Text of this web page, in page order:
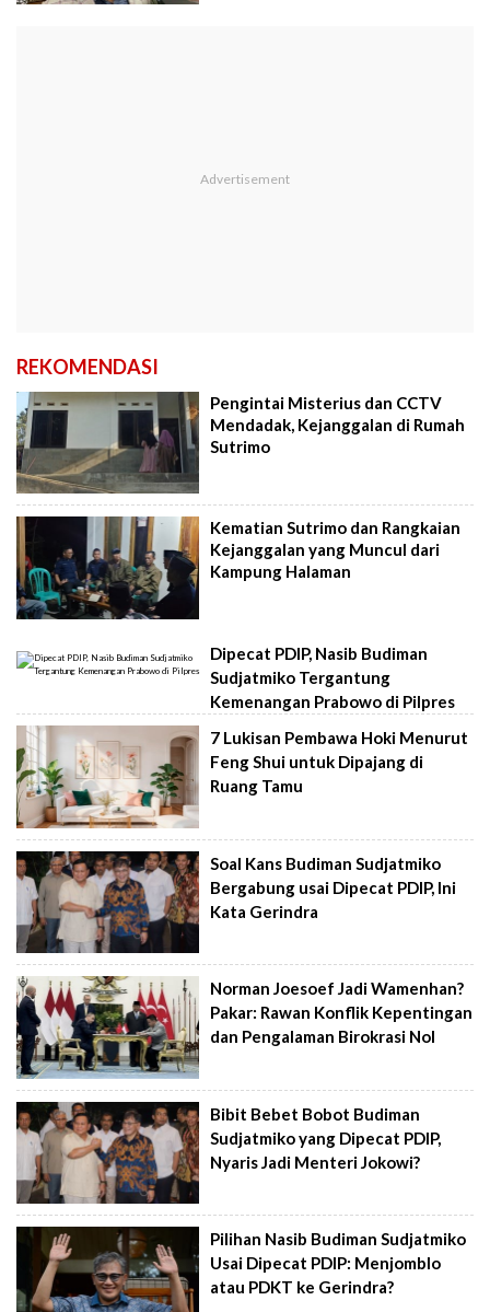
REKOMENDASI
Pengintai Misterius dan CCTV
Mendadak, Kejanggalan di Rumah
Sutrimo
Kematian Sutrimo dan Rangkaian
Kejanggalan yang Muncul dari
Kampung Halaman
Dipecat PDIP, Nasib Budiman
Sudjatmiko Tergantung
Kemenangan Prabowo di Pilpres
7 Lukisan Pembawa Hoki Menurut
Feng Shui untuk Dipajang di
Ruang Tamu
Soal Kans Budiman Sudjatmiko
Bergabung usai Dipecat PDIP, Ini
Kata Gerindra
Norman Joesoef Jadi Wamenhan?
Pakar: Rawan Konflik Kepentingan
dan Pengalaman Birokrasi Nol
Bibit Bebet Bobot Budiman
Sudjatmiko yang Dipecat PDIP,
Nyaris Jadi Menteri Jokowi?
Pilihan Nasib Budiman Sudjatmiko
Usai Dipecat PDIP: Menjomblo
atau PDKT ke Gerindra?